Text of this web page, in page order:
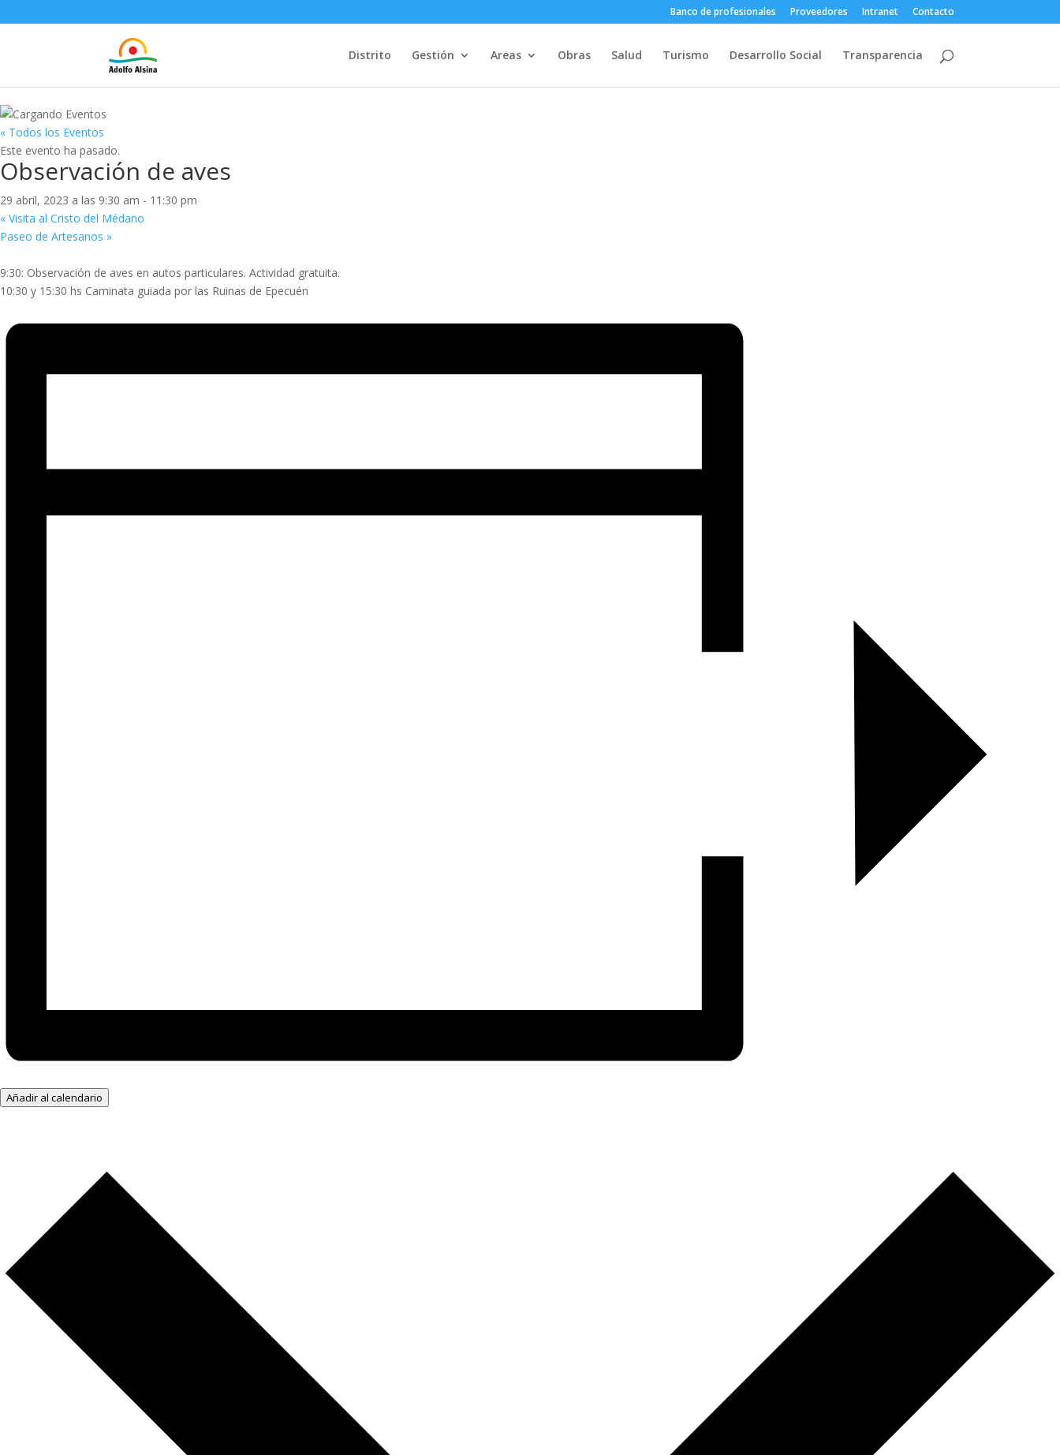
Banco de profesionales Proveedores Intranet Contacto
Distrito Gestión Areas Obras Salud Turismo Desarrollo Social Transparencia
« Todos los Eventos
Este evento ha pasado.
Observación de aves
29 abril, 2023 a las 9:30 am - 11:30 pm
« Visita al Cristo del Médano
Paseo de Artesanos »
9:30: Observación de aves en autos particulares. Actividad gratuita.
10:30 y 15:30 hs Caminata guiada por las Ruinas de Epecuén
Añadir al calendario